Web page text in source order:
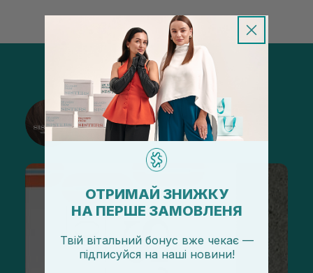
@sisters_stelmakh в Instagram
Подписаться
ОТРИМАЙ ЗНИЖКУ
НА ПЕРШЕ ЗАМОВЛЕНЯ
Твій вітальний бонус вже чекає —
підписуйся на наші новини!